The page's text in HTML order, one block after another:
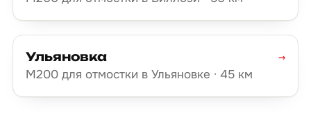
Ульяновка
М200 для отмостки в Ульяновке · 45 км
→